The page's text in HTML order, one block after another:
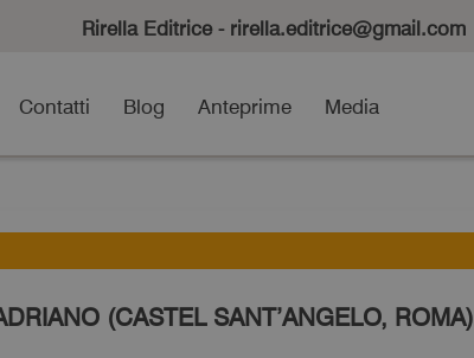
Rirella Editrice - rirella.editrice@gmail.com
Contatti Blog Anteprime Media
(CASTEL SANT’ANGELO, ROMA)